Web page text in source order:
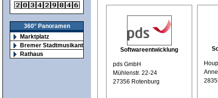
360° Panoramen
Marktplatz
Bremer Stadtmusikanten
Rathaus
Softwareentwicklung
pds GmbH
Mühlenstr. 22-24
27356 Rotenburg